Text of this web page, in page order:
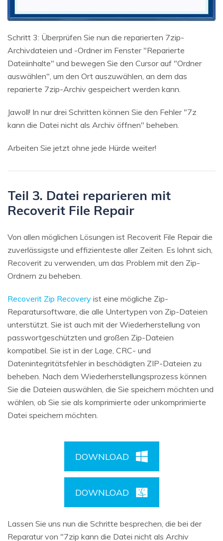
Schritt 3: Überprüfen Sie nun die reparierten 7zip-
Archivdateien und -Ordner im Fenster "Reparierte
Dateiinhalte" und bewegen Sie den Cursor auf "Ordner
auswählen", um den Ort auszuwählen, an dem das
reparierte 7zip-Archiv gespeichert werden kann.
Jawoll! In nur drei Schritten können Sie den Fehler "7z
kann die Datei nicht als Archiv öffnen" beheben.
Arbeiten Sie jetzt ohne jede Hürde weiter!
Teil 3. Datei reparieren mit
Recoverit File Repair
Von allen möglichen Lösungen ist Recoverit File Repair die
zuverlässigste und effizienteste aller Zeiten. Es lohnt sich,
Recoverit zu verwenden, um das Problem mit den Zip-
Ordnern zu beheben.
Recoverit Zip Recovery ist eine mögliche Zip-
Reparatursoftware, die alle Untertypen von Zip-Dateien
unterstützt. Sie ist auch mit der Wiederherstellung von
passwortgeschützten und großen Zip-Dateien
kompatibel. Sie ist in der Lage, CRC- und
Datenintegritätsfehler in beschädigten ZIP-Dateien zu
beheben. Nach dem Wiederherstellungsprozess können
Sie die Dateien auswählen, die Sie speichern möchten und
wählen, ob Sie sie als komprimierte oder unkomprimierte
Datei speichern möchten.
DOWNLOAD
DOWNLOAD
Lassen Sie uns nun die Schritte besprechen, die bei der
Reparatur von "7zip kann die Datei nicht als Archiv